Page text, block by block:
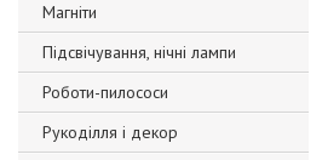
Магніти
Підсвічування, нічні лампи
Роботи-пилососи
Рукоділля і декор